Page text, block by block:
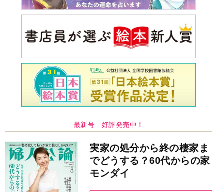
最新号 好評発売中！
実家の処分から終の棲家ま
でどうする？60代からの家
モンダイ